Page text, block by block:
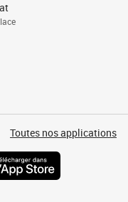
Toutes nos applications